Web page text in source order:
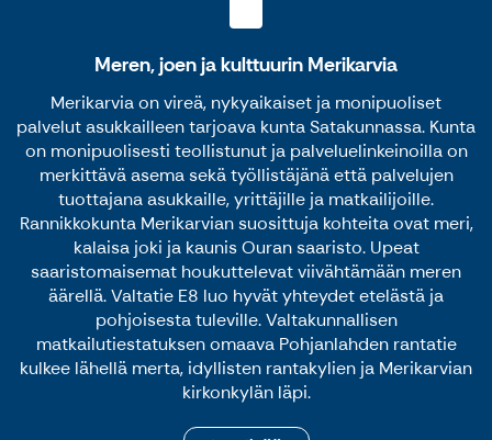
Meren, joen ja kulttuurin Merikarvia
Merikarvia on vireä, nykyaikaiset ja monipuoliset
palvelut asukkailleen tarjoava kunta Satakunnassa. Kunta
on monipuolisesti teollistunut ja palveluelinkeinoilla on
merkittävä asema sekä työllistäjänä että palvelujen
tuottajana asukkaille, yrittäjille ja matkailijoille.
Rannikkokunta Merikarvian suosittuja kohteita ovat meri,
kalaisa joki ja kaunis Ouran saaristo. Upeat
saaristomaisemat houkuttelevat viivähtämään meren
äärellä. Valtatie E8 luo hyvät yhteydet etelästä ja
pohjoisesta tuleville. Valtakunnallisen
matkailutiestatuksen omaava Pohjanlahden rantatie
kulkee lähellä merta, idyllisten rantakylien ja Merikarvian
kirkonkylän läpi.